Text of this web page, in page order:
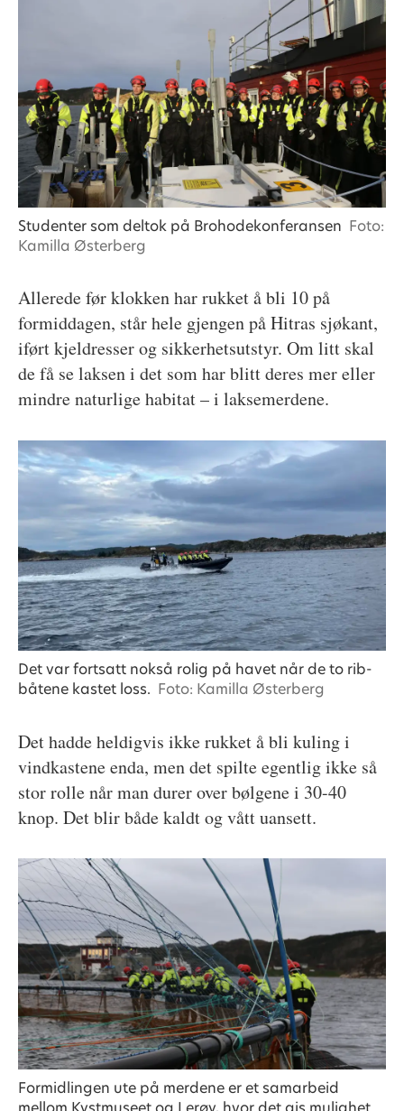
Studenter som deltok på Brohodekonferansen Foto:
Kamilla Østerberg
Allerede før klokken har rukket å bli 10 på
formiddagen, står hele gjengen på Hitras sjøkant,
iført kjeldresser og sikkerhetsutstyr. Om litt skal
de få se laksen i det som har blitt deres mer eller
mindre naturlige habitat – i laksemerdene.
Det var fortsatt nokså rolig på havet når de to rib-
båtene kastet loss. Foto: Kamilla Østerberg
Det hadde heldigvis ikke rukket å bli kuling i
vindkastene enda, men det spilte egentlig ikke så
stor rolle når man durer over bølgene i 30-40
knop. Det blir både kaldt og vått uansett.
Formidlingen ute på merdene er et samarbeid